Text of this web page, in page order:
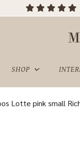
SHOP
Lotte pink small